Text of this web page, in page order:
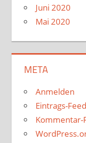
Juni 2020
Mai 2020
META
Anmelden
Eintrags-Feed
Kommentar-